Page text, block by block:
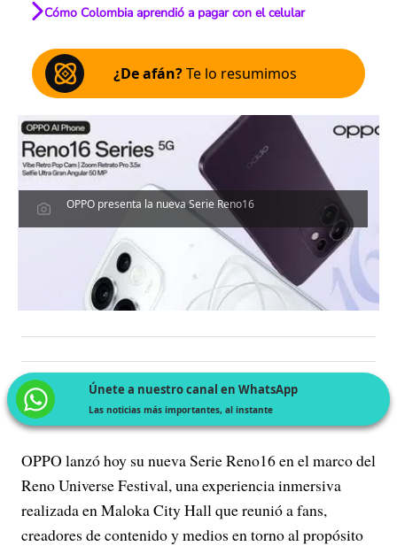
Cómo Colombia aprendió a pagar con el celular
¿De afán?Te lo resumimos
OPPO presenta la nueva Serie Reno16
Únete a nuestro canal en WhatsApp
Las noticias más importantes, al instante
OPPO lanzó hoy su nueva Serie Reno16 en el marco del
Reno Universe Festival, una experiencia inmersiva
realizada en Maloka City Hall que reunió a fans,
creadores de contenido y medios en torno al propósito